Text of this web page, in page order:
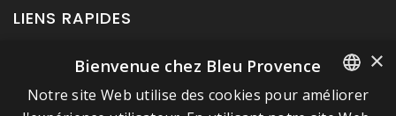
LIENS RAPIDES
A propos de Bleu Provence
Mentions légales
FRENCH
×
Bienvenue chez Bleu Provence
Notre site Web utilise des cookies pour améliorer